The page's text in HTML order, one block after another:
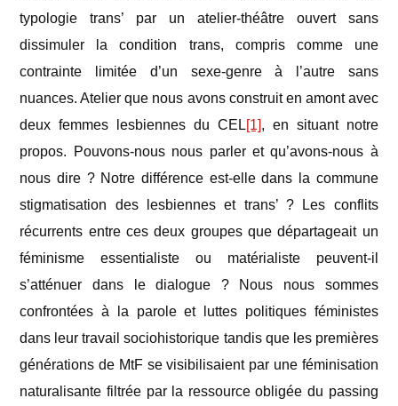
typologie trans’ par un atelier-théâtre ouvert sans
dissimuler la condition trans, compris comme une
contrainte limitée d’un sexe-genre à l’autre sans
nuances. Atelier que nous avons construit en amont avec
deux femmes lesbiennes du CEL[1], en situant notre
propos. Pouvons-nous nous parler et qu’avons-nous à
nous dire ? Notre différence est-elle dans la commune
stigmatisation des lesbiennes et trans’ ? Les conflits
récurrents entre ces deux groupes que départageait un
féminisme essentialiste ou matérialiste peuvent-il
s’atténuer dans le dialogue ? Nous nous sommes
confrontées à la parole et luttes politiques féministes
dans leur travail sociohistorique tandis que les premières
générations de MtF se visibilisaient par une féminisation
naturalisante filtrée par la ressource obligée du passing